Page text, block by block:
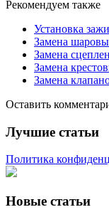
Рекомендуем также
Установка
Замена
Замена
Замена
Замена
Оставить
Лучшие статьи
Политика
Новые статьи